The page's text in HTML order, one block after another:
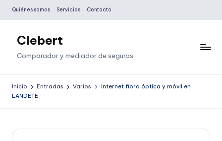
Saltar
contenido
Quiénes somos Servicios Contacto
Clebert
Comparador y mediador de seguros
Inicio Entradas Varios
Internet fibra óptica y móvil en
LANDETE